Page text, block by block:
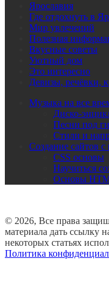
Ярославия
Где отдохнуть в
Мир увлечений
Полезная
Вкусные советы
Уютный дом
Это интересно
Девизы, речёвки,
Музыка на все
Диско-
Песни под
Стили и
Создание сайтов с
CSS основы
Научиться
Основы
© 2026, Все права
материала дать ссылку
некоторых статьях
Политика